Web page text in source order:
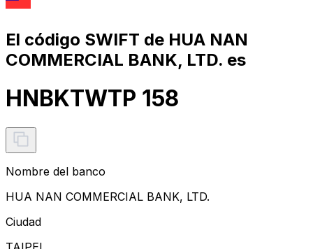
El código SWIFT de HUA NAN
COMMERCIAL BANK, LTD. es
HNBKTWTP 158
Nombre del banco
HUA NAN COMMERCIAL BANK, LTD.
Ciudad